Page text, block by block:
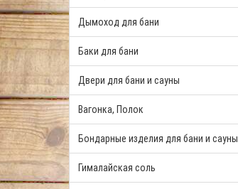
Дымоход для бани
Баки для бани
Двери для бани и сауны
Вагонка, Полок
Бондарные изделия для бани и сауны
Гималайская соль